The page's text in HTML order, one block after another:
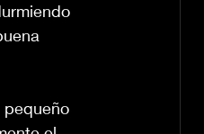
pequeño